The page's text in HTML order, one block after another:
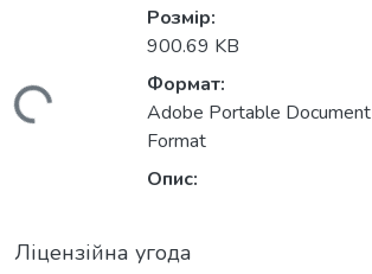
Розмір:
900.69 KB
Формат:
Adobe Portable Document
Format
Опис:
Ліцензійна угода